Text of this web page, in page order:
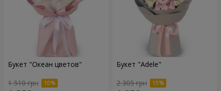
Букет "Океан цветов"
1 510 грн
Букет "Adele"
2 305 грн